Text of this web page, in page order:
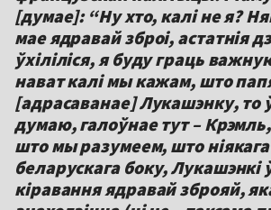
[думае]: “Ну хто, калі не я?
мае ядравай зброі, астатнія
ўхіліліся, я буду граць
нават калі мы кажам, што
[адрасаванае] Лукашэнку, то
думаю, галоўнае тут –
што мы разумеем, што
беларускага боку, Лукашэнкі
кіравання ядравай зброяй,